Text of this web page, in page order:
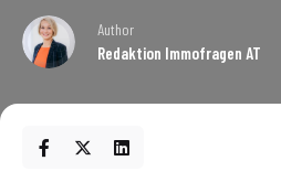
Author
Redaktion Immofragen AT